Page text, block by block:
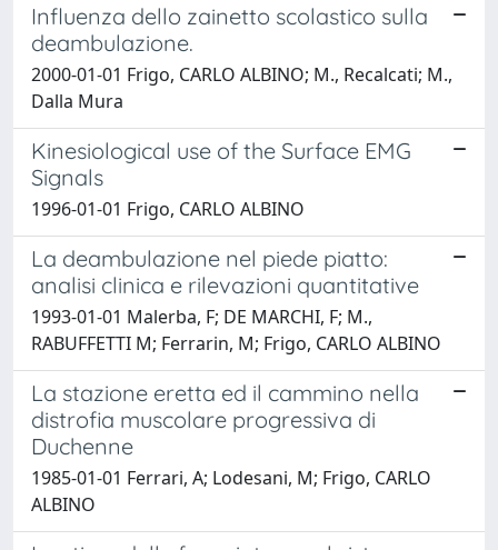
Influenza dello zainetto scolastico sulla
deambulazione.
2000-01-01 Frigo, CARLO ALBINO; M., Recalcati; M.,
Dalla Mura
Kinesiological use of the Surface EMG
Signals
1996-01-01 Frigo, CARLO ALBINO
La deambulazione nel piede piatto:
analisi clinica e rilevazioni quantitative
1993-01-01 Malerba, F; DE MARCHI, F; M.,
RABUFFETTI M; Ferrarin, M; Frigo, CARLO ALBINO
La stazione eretta ed il cammino nella
distrofia muscolare progressiva di
Duchenne
1985-01-01 Ferrari, A; Lodesani, M; Frigo, CARLO
ALBINO